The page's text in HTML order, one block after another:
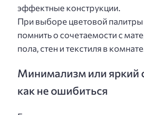
эффектные конструкции.
При выборе цветовой
помнить о сочетаемости с
пола, стен и текстиля в
Минимализм или яркий
как не ошибиться